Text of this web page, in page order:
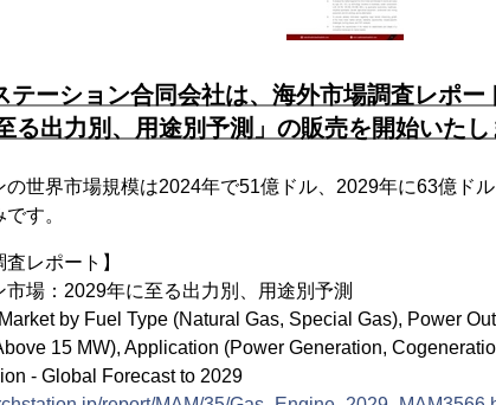
テーション合同会社は、海外市場調査レポー
る出力別、用途別予測」の販売を開始いたし
の世界市場規模は2024年で51億ドル、2029年に63億ド
す。
査レポート】
市場：2029年に至る出力別、用途別予測
by Fuel Type (Natural Gas, Special Gas), Power
15 MW), Application (Power Generation,
- Global Forecast to 2029